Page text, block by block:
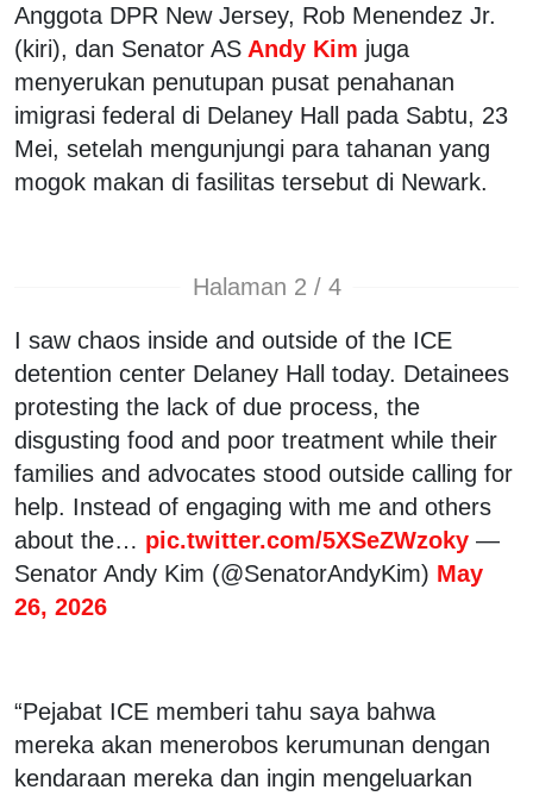
Anggota DPR New Jersey, Rob Menendez Jr.
(kiri), dan Senator AS Andy Kim juga
menyerukan penutupan pusat penahanan
imigrasi federal di Delaney Hall pada Sabtu, 23
Mei, setelah mengunjungi para tahanan yang
mogok makan di fasilitas tersebut di Newark.
Halaman 2 / 4
I saw chaos inside and outside of the ICE
detention center Delaney Hall today. Detainees
protesting the lack of due process, the
disgusting food and poor treatment while their
families and advocates stood outside calling for
help. Instead of engaging with me and others
about the… pic.twitter.com/5XSeZWzoky —
Senator Andy Kim (@SenatorAndyKim) May
26, 2026
“Pejabat ICE memberi tahu saya bahwa
mereka akan menerobos kerumunan dengan
kendaraan mereka dan ingin mengeluarkan